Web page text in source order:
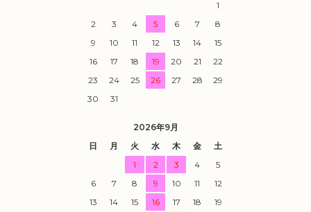
1
2
3 4 5 6 7
8
9
10 11 12 13 14
15
16
17 18 19 20 21
22
23
24 25 26 27 28
29
30
31
2026年9月
日
月 火 水 木 金
土
1
2 3 4
5
6
7 8 9 10 11
12
13
14 15 16 17 18
19